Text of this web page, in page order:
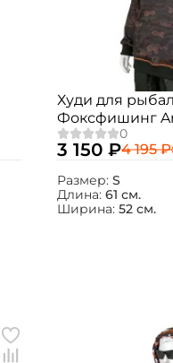
Худи для
Фоксфишинг
3 150 ₽4 195 ₽
Размер: S
Длина: 61 см.
Ширина: 52 см.